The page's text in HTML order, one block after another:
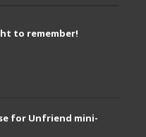
to remember!
for Unfriend mini-